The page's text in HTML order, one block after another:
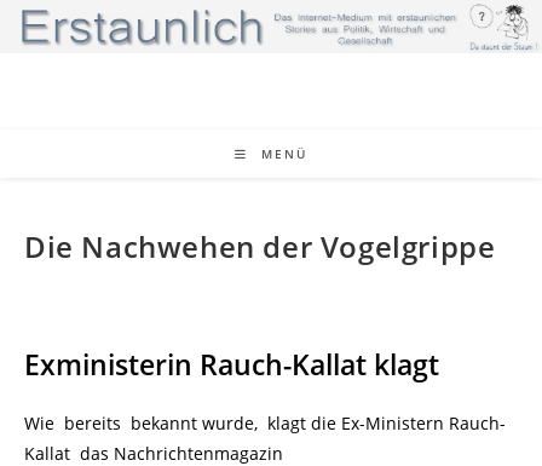
Zum
Inhalt
MENÜ
Die Nachwehen der Vogelgrippe
Exministerin Rauch-Kallat klagt
Wie bereits bekannt wurde, klagt die Ex-Ministern Rauch-
Kallat das Nachrichtenmagazin